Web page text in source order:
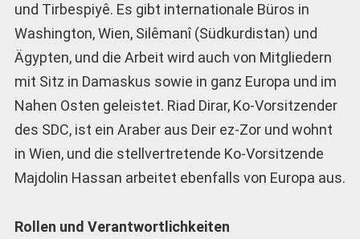
und Tirbespiyê. Es gibt internationale Büros in
Washington, Wien, Silêmanî (Südkurdistan) und
Ägypten, und die Arbeit wird auch von Mitgliedern
mit Sitz in Damaskus sowie in ganz Europa und im
Nahen Osten geleistet. Riad Dirar, Ko-Vorsitzender
des SDC, ist ein Araber aus Deir ez-Zor und wohnt
in Wien, und die stellvertretende Ko-Vorsitzende
Majdolin Hassan arbeitet ebenfalls von Europa aus.
Rollen und Verantwortlichkeiten